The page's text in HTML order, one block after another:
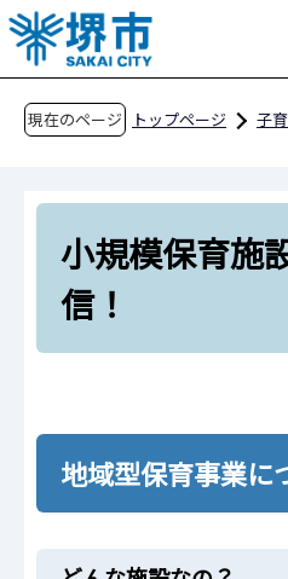
こ
の
ペ
現在のページ トップページ
子
預けたい（保育サー
利用の申込みについ
小規模保育施設の情
小規模保育施
信！
地域型保育事業に